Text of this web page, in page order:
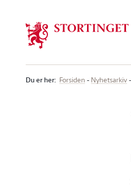
Du er her: Forsiden Nyhetsarkiv